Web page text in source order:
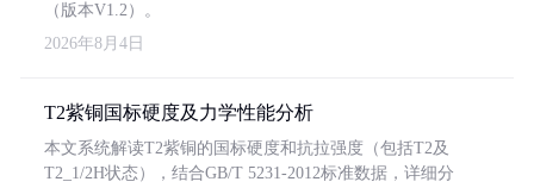
（版本V1.2）。
2026年8月4日
T2紫铜国标硬度及力学性能分析
本文系统解读T2紫铜的国标硬度和抗拉强度（包括T2及
T2_1/2H状态），结合GB/T 5231-2012标准数据，详细分